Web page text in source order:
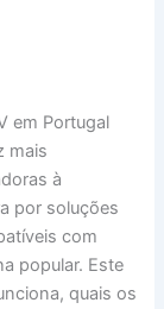
em Portugal
mais
à
por soluções
com
popular. Este
quais os